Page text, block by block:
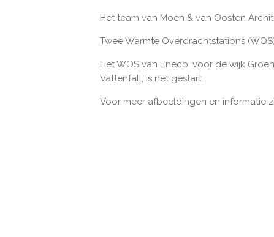
Het team van Moen & van Oosten
Twee Warmte Overdrachtstations
Het WOS van Eneco, voor de wijk
Vattenfall, is net gestart.
Voor meer afbeeldingen en informatie